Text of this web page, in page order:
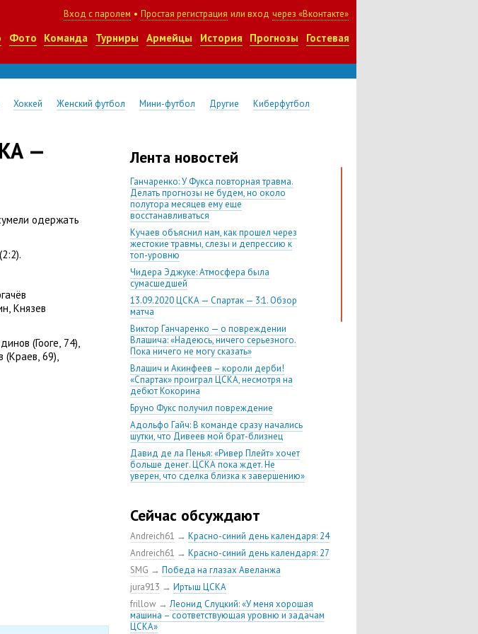
Вход с паролем • Простая регистрация или вход через «Вконтакте»
Фото Команда Турниры Армейцы История Прогнозы Гостевая
Хоккей Женский футбол Мини-футбол Другие Киберфутбол
—
одержать
(2:2).
, Князев
(Гооге, 74),
(Краев, 69),
Лента новостей
Ганчаренко: У Фукса повторная травма.
Делать прогнозы не будем, но около
полутора месяцев ему еще
восстанавливаться
Кучаев объяснил нам, как прошел через
жестокие травмы, слезы и депрессию к
топ-уровню
Чидера Эджуке: Атмосфера была
сумасшедшей
13.09.2020 ЦСКА — Спартак — 3:1. Обзор
матча
Виктор Ганчаренко — о повреждении
Влашича: «Надеюсь, ничего серьезного.
Пока ничего не могу сказать»
Влашич и Акинфеев – короли дерби!
«Спартак» проиграл ЦСКА, несмотря на
дебют Кокорина
Бруно Фукс получил повреждение
Адольфо Гайч: В команде сразу начались
шутки, что Дивеев мой брат-близнец
Давид де ла Пенья: «Ривер Плейт» хочет
больше денег. ЦСКА пока ждет. Не
уверен, что сделка близка к завершению»
Первый матч сезона в РПЛ —
увереннейшая победа ЦСКА. Гончаренко
выпустил 11 россиян в старте
Ганчаренко — о Гайче: «Если покупаем за
большие деньги, значит, рассчитываем как
на основного форварда»
Ганчаренко: «Влашича сложно заменить,
но Кучаеву и Дзагоеву сегодня это
удалось»
Сейчас обсуждают
Andreich61 → Красно-синий день календаря: 24
Andreich61 → Красно-синий день календаря: 27
SMG → Победа на глазах Авеланжа
jura913 → Иртыш ЦСКА
frillow →Леонид Слуцкий: «У меня хорошая
машина – соответствующая уровню и задачам
ЦСКА»